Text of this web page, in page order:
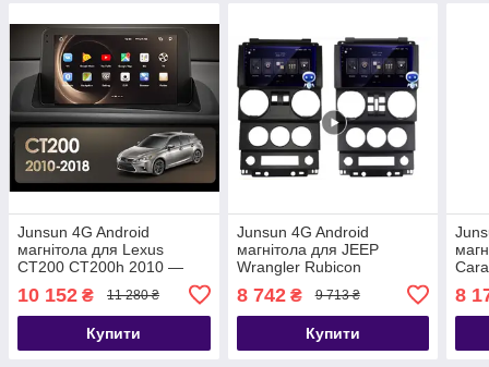
Junsun 4G Android
магнітола для Lexus
CT200 CT200h 2010 —
10 152 ₴ 11 280 ₴
Купити
Junsun 4G Android
магнітола для JEEP
Wrangler Rubicon
8 742₴ 9 713 ₴
Купити
8